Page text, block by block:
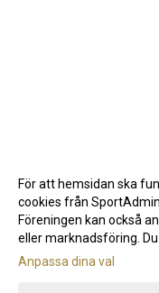
Gå till
För att hemsidan ska
cookies från
Föreningen kan också
eller marknadsföring.
Anpassa dina val